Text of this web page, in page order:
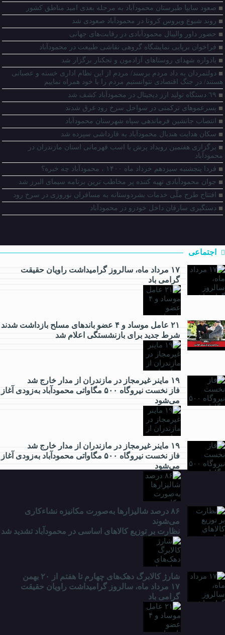
صعود سایپا طبرستان محمودآباد به مرحله بعدی امید مناطق کشور
روند شیوع ویروس کرونا در محمودآباد صعودی شد
حضور داور والیبال محمودآبادی در رقابت‌های جهانی
فراخوان برپایی نمایشگاه گروهی نقاشی طبیعت در محمودآباد
یادواره شهدای روستاهای آزادمون و تجکنار برگزار شد
دولتمردان به داد مردم برسند/ مردم از این نظام اداری خسته و عصبانی
هستند/ در جنگ اقتصادی نتوانستیم مردم را با خود همراه نماییم
٦٩ دستگاه توليد ارز ديجيتال در محمودآباد كشف شد
پسرعموهای ترکمنی در سواحل سرخ رود غرق شدند
انتصاب جانشین فرماندهی سپاه شهرستان محمودآباد
سکان هدایت هندبال محمودآباد به قارداشی سپرده شد
برگزاری هفتمین رویداد پرش با اسب قهرمانی استان مازندران در
محمودآباد
فردا پنجشنبه سیزدهم خرداد ماه ۱۴۰۰ ، محمودآباد چه خبره؟
جوان محمودآبادی تهیه کننده پر مخاطب ترین برنامه سیمای البرز شد
افتتاح طرح ملّی خدمات بشردوستانه به مسافران نوروزی در سرخ رود
دستگیری سارقان داخل خودرو در محمودآباد
اجتماعی
۱۷ مرداد ماه، سالروز گرامیداشت راویان حقیقت
گرامی باد
۲۱ عامل موساد و ۴ عضو باند‌های مسلح بازداشت شدند
شرط جدید برای بازنشستگی اعلام شد
۱۹ ماینر غیرمجاز در مازندران از مدار خارج شد
فاز نخست نیروگاه ۵۰۰ مگاواتی محمودآباد به‌زودی آغاز
می‌شود
اقتصادی
۱۹ ماینر غیرمجاز در مازندران از مدار خارج شد
فاز نخست نیروگاه ۵۰۰ مگاواتی محمودآباد به‌زودی آغاز
می‌شود
۸۶ درصد شالیزارها به‌صورت مکانیزه نشاءکاری
می‌شوند
نظارت بر توزیع کالا‌های اساسی در محمودآباد تشدید شد
شارژ کالابرگ دهک‌های چهارم تا هفتم از ۲۰ بهمن
فرهنگی
۱۷ مرداد ماه، سالروز گرامیداشت راویان حقیقت
گرامی باد
ورزشی